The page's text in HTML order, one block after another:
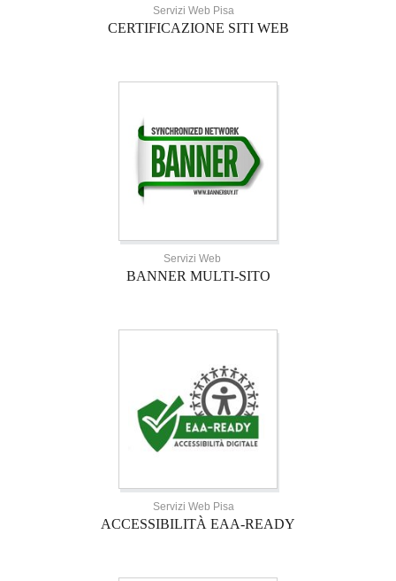
Servizi Web Pisa
CERTIFICAZIONE SITI WEB
Servizi Web
BANNER MULTI-SITO
Servizi Web Pisa
ACCESSIBILITÀ EAA-READY